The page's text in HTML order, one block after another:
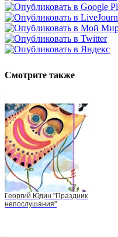
Смотрите также
Георгий Юдин "Праздник
непослушания"